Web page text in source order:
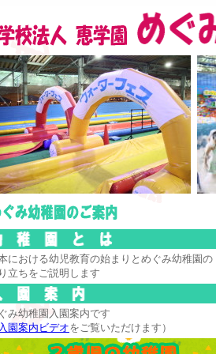
における幼児教育の始まりとめぐみ幼稚園の
立ちをご説明します
み幼稚園入園案内です
入園案内ビデオをご覧いただけます）